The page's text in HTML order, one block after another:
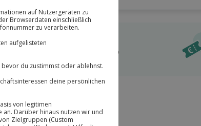
Große Auswahl
Über 9.000 Erlebnisse.
Volle Flexibilität
Jeder Gutschein für alle Erlebnisse einlösbar.
3 Jahre gültig & verlängerbar.
-15%* Club Deal verfügbar
Direktabzug im Warenkorb
Melde dich hier an